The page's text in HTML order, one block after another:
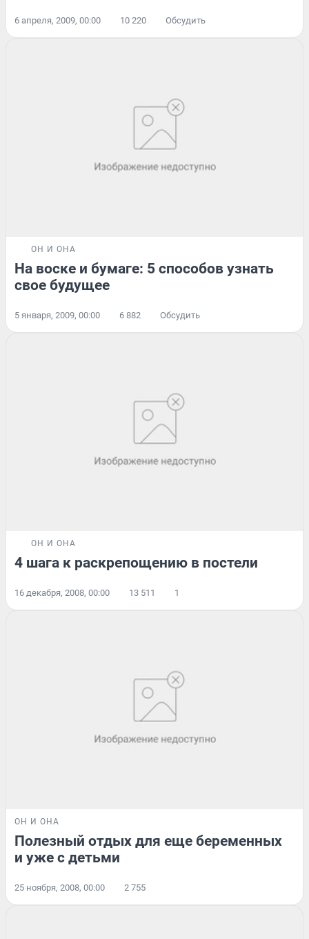
6 апреля, 2009, 00:00 10 220 Обсудить
ОН И ОНА
На воске и бумаге: 5 способов узнать
свое будущее
5 января, 2009, 00:00 6 882 Обсудить
ОН И ОНА
4 шага к раскрепощению в постели
16 декабря, 2008, 00:00 13 511 1
ОН И ОНА
Полезный отдых для еще беременных
и уже с детьми
25 ноября, 2008, 00:00 2 755